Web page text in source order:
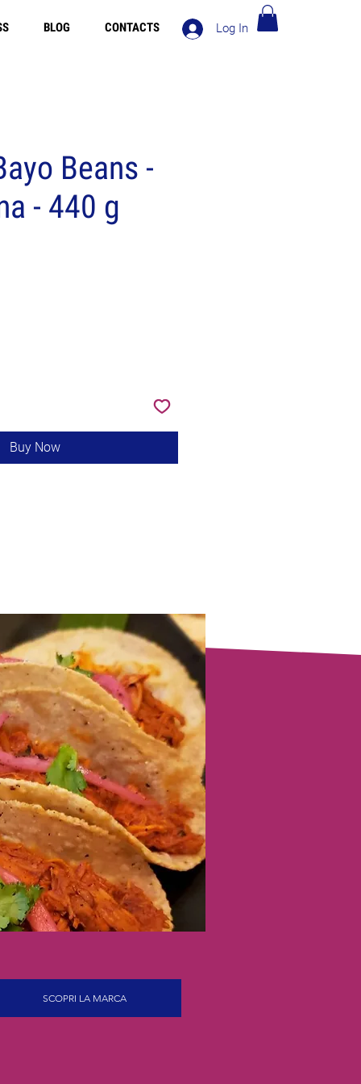
Log In
BLOG CONTACTS
Beans -
- 440 g
Buy Now
SCOPRI LA MARCA